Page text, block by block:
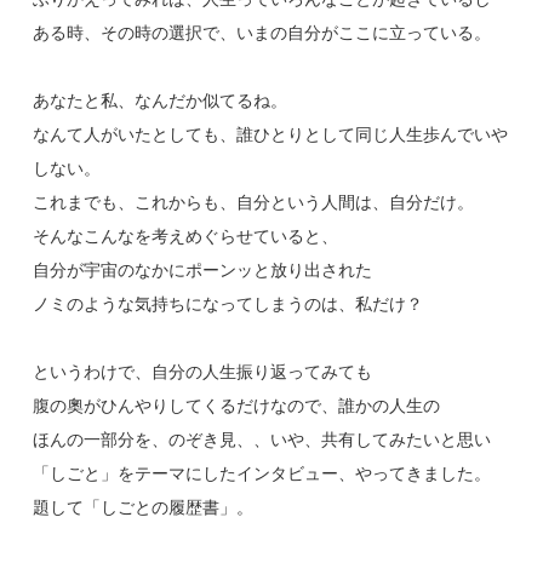
ある時、その時の選択で、いまの自分がここに立っている。
あなたと私、なんだか似てるね。
なんて人がいたとしても、誰ひとりとして同じ人生歩んでいや
しない。
これまでも、これからも、自分という人間は、自分だけ。
そんなこんなを考えめぐらせていると、
自分が宇宙のなかにポーンッと放り出された
ノミのような気持ちになってしまうのは、私だけ？
というわけで、自分の人生振り返ってみても
腹の奧がひんやりしてくるだけなので、誰かの人生の
ほんの一部分を、のぞき見、、いや、共有してみたいと思い
「しごと」をテーマにしたインタビュー、やってきました。
題して「しごとの履歴書」。